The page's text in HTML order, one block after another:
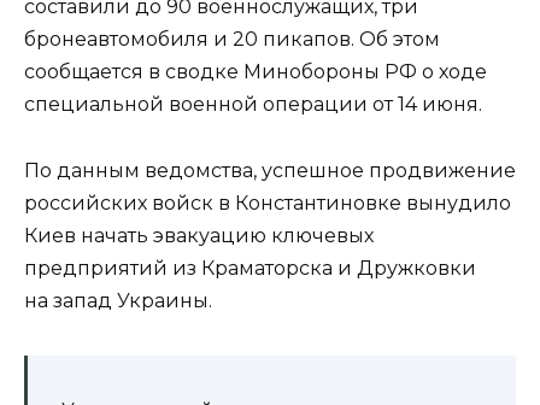
составили до 90 военнослужащих, три
бронеавтомобиля и 20 пикапов. Об этом
сообщается в сводке Минобороны РФ о ходе
специальной военной операции от 14 июня.
По данным ведомства, успешное продвижение
российских войск в Константиновке вынудило
Киев начать эвакуацию ключевых
предприятий из Краматорска и Дружковки
на запад Украины.